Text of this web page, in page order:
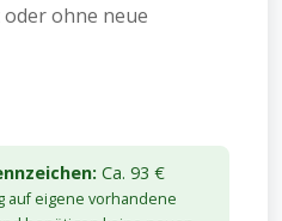
ohne neue
Ca. 93 €
auf eigene vorhandene